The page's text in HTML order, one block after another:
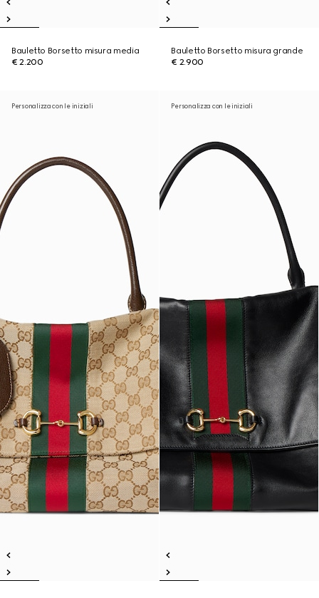
Bauletto Borsetto misura media
€ 2.200
Bauletto Borsetto misura grande
€ 2.900
Personalizza con le iniziali Personalizza con le iniziali